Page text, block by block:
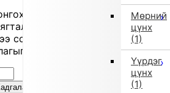
Мөрний
цүнх
(1)
Үүрдэг
цүнх
(1)
хэмжээ сонгох
биеийн хэмжээтэйгээ
сонгоно уу, хувцас таарахгүй
захиалагч өөрөө хүлээнэ.